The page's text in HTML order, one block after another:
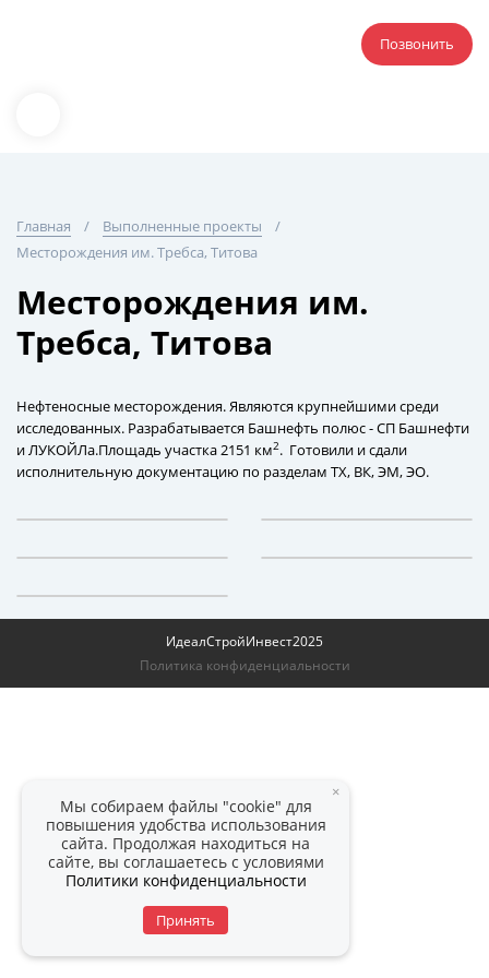
Позвонить
Главная
Выполненные проекты
Месторождения им. Требса, Титова
Месторождения им.
Требса, Титова
Нефтеносные месторождения. Являются крупнейшими среди
исследованных. Разрабатывается Башнефть полюс - СП Башнефти
и ЛУКОЙЛа.Площадь участка 2151 км2. Готовили и сдали
исполнительную документацию по разделам ТХ, ВК, ЭМ, ЭО.
ИдеалСтройИнвест2025
Политика конфиденциальности
×
Мы собираем файлы "cookie" для
повышения удобства использования
сайта. Продолжая находиться на
сайте, вы соглашаетесь с условиями
Политики конфиденциальности
Принять